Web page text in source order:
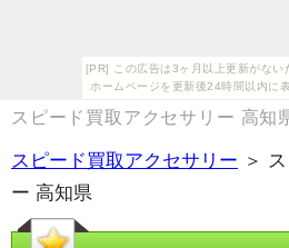
[PR] この広告は3ヶ月以上更新がない
ホームページを更新後24時間以内に
スピード買取アクセサリー 高知
スピード買取アクセサリー ＞
ー 高知県